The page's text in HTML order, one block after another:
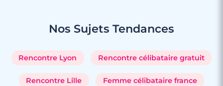
Nos Sujets Tendances
Rencontre Lyon Rencontre célibataire gratuit
Rencontre Lille Femme célibataire france